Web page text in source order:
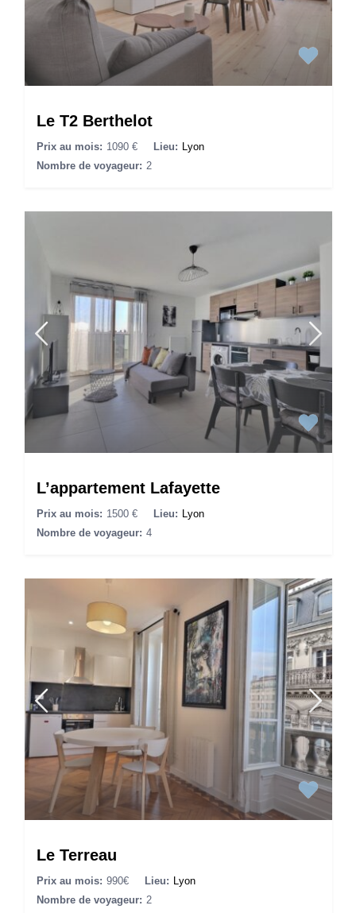
Le T2 Berthelot
Prix au mois: 1090 € Lieu: Lyon
Nombre de voyageur: 2
L’appartement Lafayette
Prix au mois: 1500 € Lieu: Lyon
Nombre de voyageur: 4
Le Terreau
Prix au mois: 990€ Lieu:
Lyon
Nombre de voyageur: 2